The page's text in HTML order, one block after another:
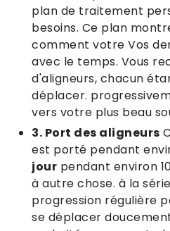
plan de traitement
besoins. Ce plan
comment votre Vos
avec le temps. Vous
d'aligneurs, chacun
déplacer.
vers votre plus beau
3. Port des aligneurs
est porté pendant
jour pendant environ
à autre chose. à la
progression régulière
se déplacer